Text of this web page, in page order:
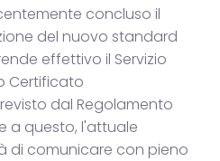
concluso il
del nuovo standard
effettivo il Servizio
Certificato
dal Regolamento
a questo, l'attuale
di comunicare con pieno